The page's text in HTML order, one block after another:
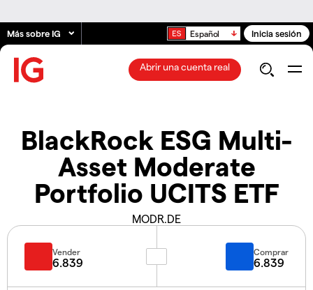
Más sobre IG Español Inicia sesión
Abrir una cuenta real
BlackRock ESG Multi-
Asset Moderate
Portfolio UCITS ETF
MODR.DE
Vender
6.839
Comprar
6.839